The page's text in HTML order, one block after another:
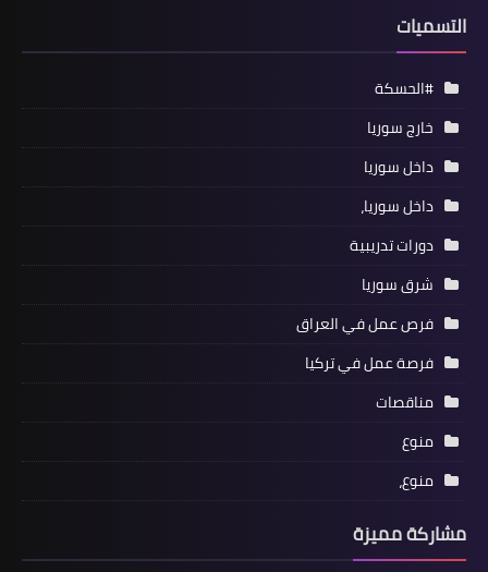
التسميات
#الحسكة
خارج سوريا
داخل سوريا
داخل سوريا،
دورات تدريبية
شرق سوريا
فرص عمل في العراق
فرصة عمل في تركيا
مناقصات
منوع
منوع،
مشاركة مميزة